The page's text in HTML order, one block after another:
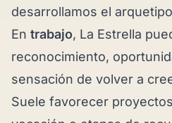
desarrollamos el
En trabajo, La Estrella
reconocimiento,
sensación de volver a
Suele favorecer